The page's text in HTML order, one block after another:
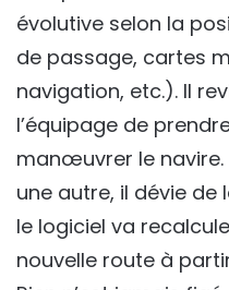
évolutive selon la
de passage, cartes
navigation, etc.). Il
l’équipage de
manœuvrer le navire.
une autre, il dévie de
le logiciel va
nouvelle route à